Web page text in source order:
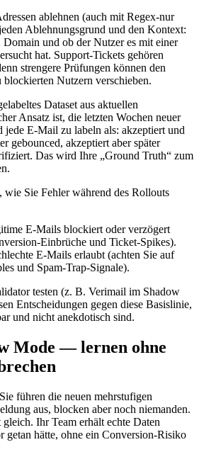
ablehnen (auch mit Regex‑nur
Ablehnungsgrund und den Kontext:
und ob der Nutzer es mit einer
hat. Support‑Tickets gehören
strengere Prüfungen können den
blockierten Nutzern verschieben.
Dataset aus aktuellen
Ansatz ist, die letzten Wochen neuer
jede E‑Mail zu labeln als: akzeptiert und
gebounced, akzeptiert aber später
Das wird Ihre „Ground Truth“ zum
wie Sie Fehler während des Rollouts
E‑Mails blockiert oder verzögert
und Ticket‑Spikes).
E‑Mails erlaubt (achten Sie auf
und Spam‑Trap‑Signale).
testen (z. B. Verimail im Shadow
Entscheidungen gegen diese Basislinie,
und nicht anekdotisch sind.
Mode — lernen ohne
führen die neuen mehrstufigen
aus, blocken aber noch niemanden.
Ihr Team erhält echte Daten
getan hätte, ohne ein Conversion‑Risiko